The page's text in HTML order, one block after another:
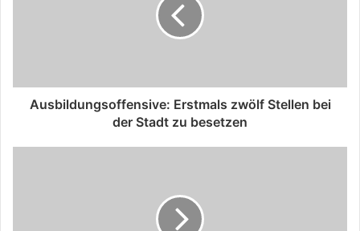
Ausbildungsoffensive: Erstmals zwölf Stellen bei
der Stadt zu besetzen